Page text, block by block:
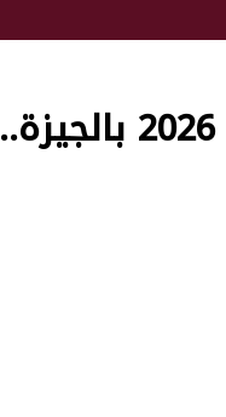
gizaedu.net نتيجة الصف الأول الإعدادي 2026 بالجيزة..